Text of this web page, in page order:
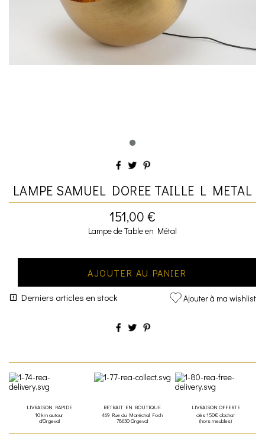
LAMPE SAMUEL DOREE TAILLE L METAL
151,00 €
Lampe de Table en Métal
AJOUTER AU PANIER
Derniers articles en stock Ajouter à ma wishlist
LIVRAISON RAPIDE
10 km autour
d'Orgeval
RETRAIT EN BOUTIQUE
469 Rue du Maréchal Foch
78630 Orgeval
LIVRAISON OFFERTE
dès 150€ d'achat
(hors meubles)